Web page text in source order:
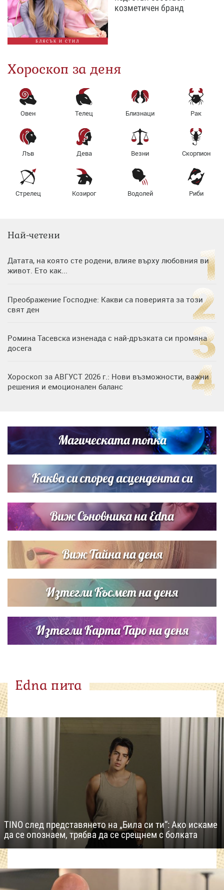
БЛЯСЪК И СТИЛ
козметичен бранд
Хороскоп за деня
Овен Телец Близнаци Рак
Лъв Дева Везни Скорпион
Стрелец Козирог Водолей Риби
Най-четени
Датата, на която сте родени, влияе върху любовния ви
живот. Ето как...
Преображение Господне: Какви са поверията за този
свят ден
Ромина Тасевска изненада с най-дръзката си промяна
досега
Хороскоп за АВГУСТ 2026 г.: Нови възможности, важни
решения и емоционален баланс
си деца на семейна морска приказка
Звездна ваканция в Майорка: Дженифър Анистън,
Кортни Кокс и Джим Къртис заедно на яхта
Магическата топка
Каква си според асцендента си
Виж Съновника на Edna
Виж Тайна на деня
Изтегли Късмет на деня
Изтегли Карта Таро на деня
Edna пита
TINO след представянето на „Била си ти“: Ако искаме
да се опознаем, трябва да се срещнем с болката